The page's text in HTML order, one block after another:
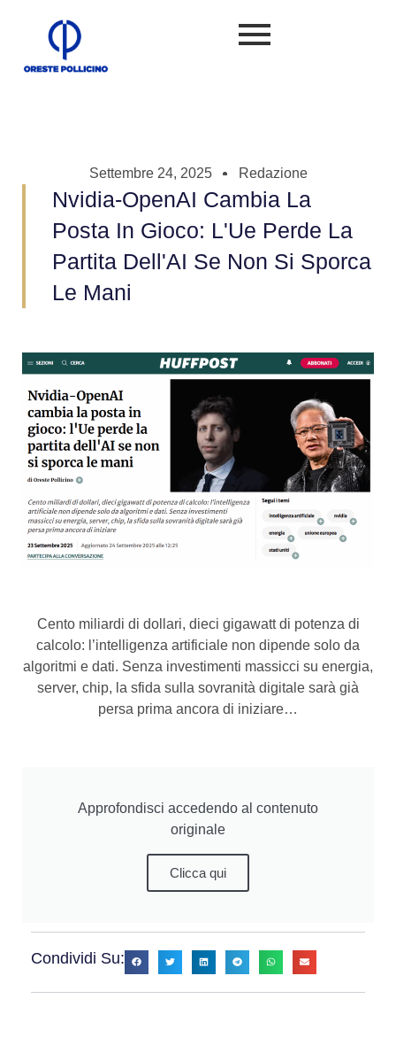
Settembre 24, 2025 Redazione
Nvidia-OpenAI Cambia La
Posta In Gioco: L'Ue Perde La
Partita Dell'AI Se Non Si Sporca
Le Mani
Cento miliardi di dollari, dieci gigawatt di potenza di
calcolo: l’intelligenza artificiale non dipende solo da
algoritmi e dati. Senza investimenti massicci su energia,
server, chip, la sfida sulla sovranità digitale sarà già
persa prima ancora di iniziare…
Approfondisci accedendo al contenuto
originale
Clicca qui
Condividi Su: